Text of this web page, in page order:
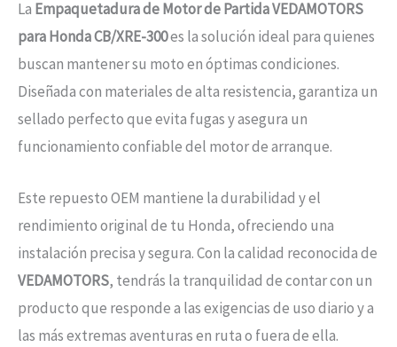
La Empaquetadura de Motor de Partida VEDAMOTORS
para Honda CB/XRE-300es la solución ideal para quienes
buscan mantener su moto en óptimas condiciones.
Diseñada con materiales de alta resistencia, garantiza un
sellado perfecto que evita fugas y asegura un
funcionamiento confiable del motor de arranque.
Este repuesto OEM mantiene la durabilidad y el
rendimiento original de tu Honda, ofreciendo una
instalación precisa y segura. Con la calidad reconocida de
VEDAMOTORS, tendrás la tranquilidad de contar con un
producto que responde a las exigencias de uso diario y a
las más extremas aventuras en ruta o fuera de ella.